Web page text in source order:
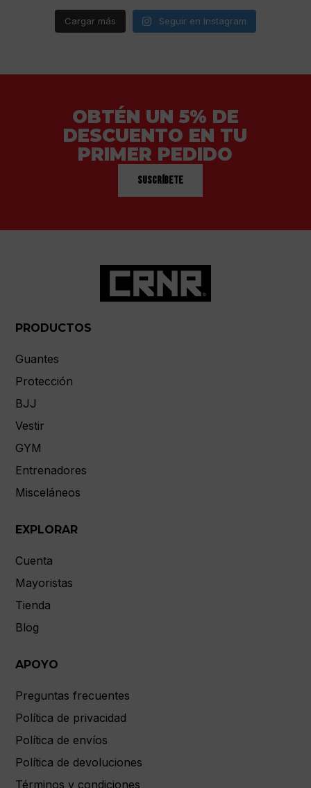
Cargar más Seguir en Instagram
OBTÉN UN 5% DE
DESCUENTO EN TU
PRIMER PEDIDO
Suscríbete
PRODUCTOS
Guantes
Protección
BJJ
Vestir
GYM
Entrenadores
Misceláneos
EXPLORAR
Cuenta
Mayoristas
Tienda
Blog
APOYO
Preguntas frecuentes
Política de privacidad
Política de envíos
Política de devoluciones
Términos y condiciones